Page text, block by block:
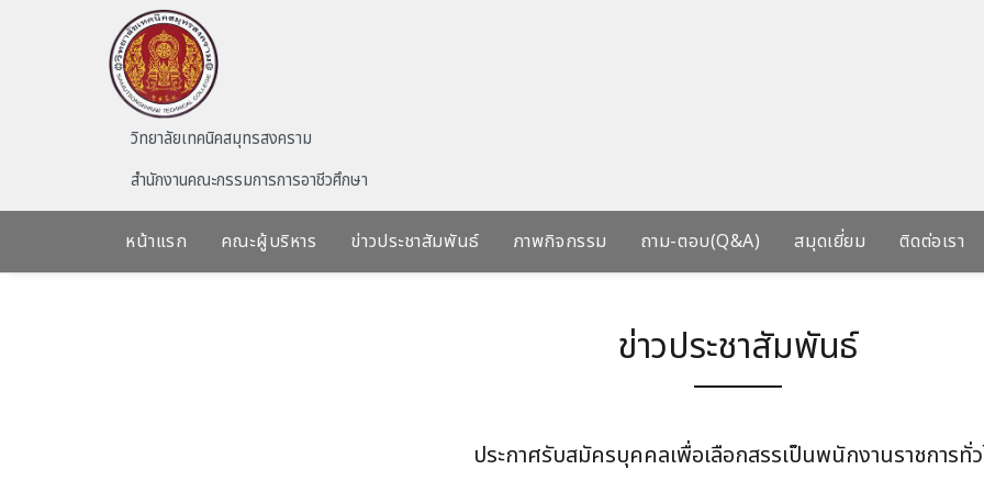
Skip to main content
วิทยาลัยเทคนิคสมุทรสงคราม
สำนักงานคณะกรรมการการอาชีวศึกษา
หน้าแรก คณะผู้บริหาร ข่าวประชาสัมพันธ์ ภาพกิจกรรม ถาม-ตอบ(Q&A) สมุดเยี่ยม ติดต่อเรา
ข่าวประชาสัมพันธ์
ประกาศรับสมัครบุคคลเพื่อเลือกสรรเป็นพนักงานราชการทั่